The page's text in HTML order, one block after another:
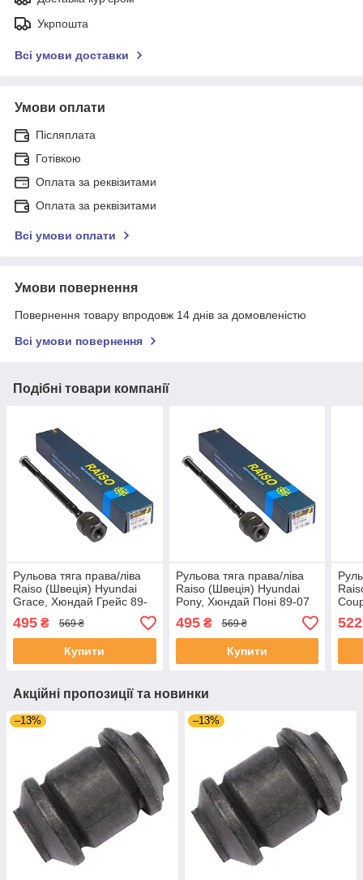
Укрпошта
Всі умови доставки
Умови оплати
Післяплата
Готівкою
Оплата за реквізитами
Оплата за реквізитами
Всі умови оплати
Умови повернення
Повернення товару впродовж 14 днів за домовленістю
Всі умови повернення
Подібні товари компанії
Рульова тяга права/ліва
Raiso (Швеція) Hyundai
Grace, Хюндай Грейс 89-
07 #RL-577410H
UAQRAZY4
495 ₴ 569 ₴
Купити
Рульова тяга права/ліва
Raiso (Швеція) Hyundai
Pony, Хюндай Поні 89-07
#RL-577410H UAVSQEJ4
495₴ 569 ₴
Купити
89-
522
Акційні пропозиції та новинки
–13% –13%